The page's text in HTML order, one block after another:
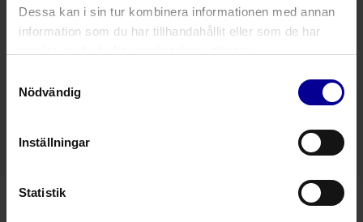
Dessa kan i sin tur kombinera informationen med annan
information som du har tillhandahållit eller som de har
Nödvändig
Inställningar
Statistik